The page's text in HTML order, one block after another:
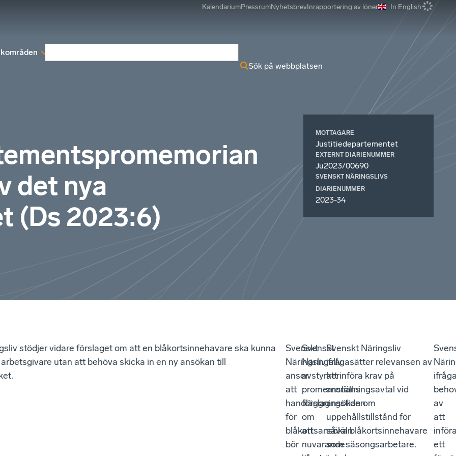
KalendariumPressrumNyhetsbrevInrapportering av löner In English
Sök på webbplatsen
det nya
(Ds 2023:6)
MOTTAGARE
Justitiedepartementet
EXTERNT DIARIENUMMER
Ju2023/00690
SVENSKT NÄRINGSLIVS
DIARIENUMMER
2023-34
stödjer vidare förslaget om att en blåkortsinnehavare ska kunna
utan att behöva skicka in en ny ansökan till
Svenskt
Näringsliv
anser
att
handläggningstiden
för
blåkortsansökan
bör
Svenskt
Näringsliv
avstyrker
promemorians
förslag
om
att
nuvarande
Svenskt Näringsliv
ifrågasätter relevansen av
att införa krav på
anställningsavtal vid
ansökan om
uppehållstillstånd för
såväl blåkortsinnehavare
som säsongsarbetare.
av
att
ett